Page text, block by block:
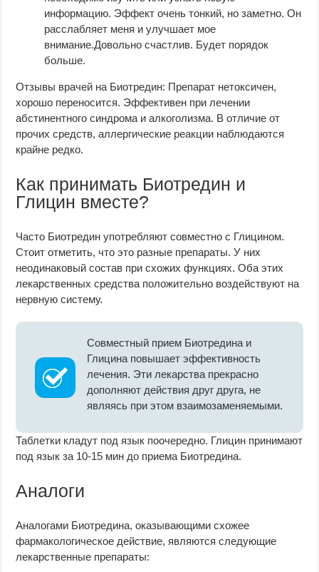
информацию. Эффект очень тонкий, но заметно. Он
расслабляет меня и улучшает мое
внимание.Довольно счастлив. Будет порядок
больше.
Отзывы врачей на Биотредин: Препарат нетоксичен,
хорошо переносится. Эффективен при лечении
абстинентного синдрома и алкоголизма. В отличие от
прочих средств, аллергические реакции наблюдаются
крайне редко.
Как принимать Биотредин и
Глицин вместе?
Часто Биотредин употребляют совместно с Глицином.
Стоит отметить, что это разные препараты. У них
неодинаковый состав при схожих функциях. Оба этих
лекарственных средства положительно воздействуют на
нервную систему.
Совместный прием Биотредина и
Глицина повышает эффективность
лечения. Эти лекарства прекрасно
дополняют действия друг друга, не
являясь при этом взаимозаменяемыми.
Таблетки кладут под язык поочередно. Глицин принимают
под язык за 10-15 мин до приема Биотредина.
Аналоги
Аналогами Биотредина, оказывающими схожее
фармакологическое действие, являются следующие
лекарственные препараты: